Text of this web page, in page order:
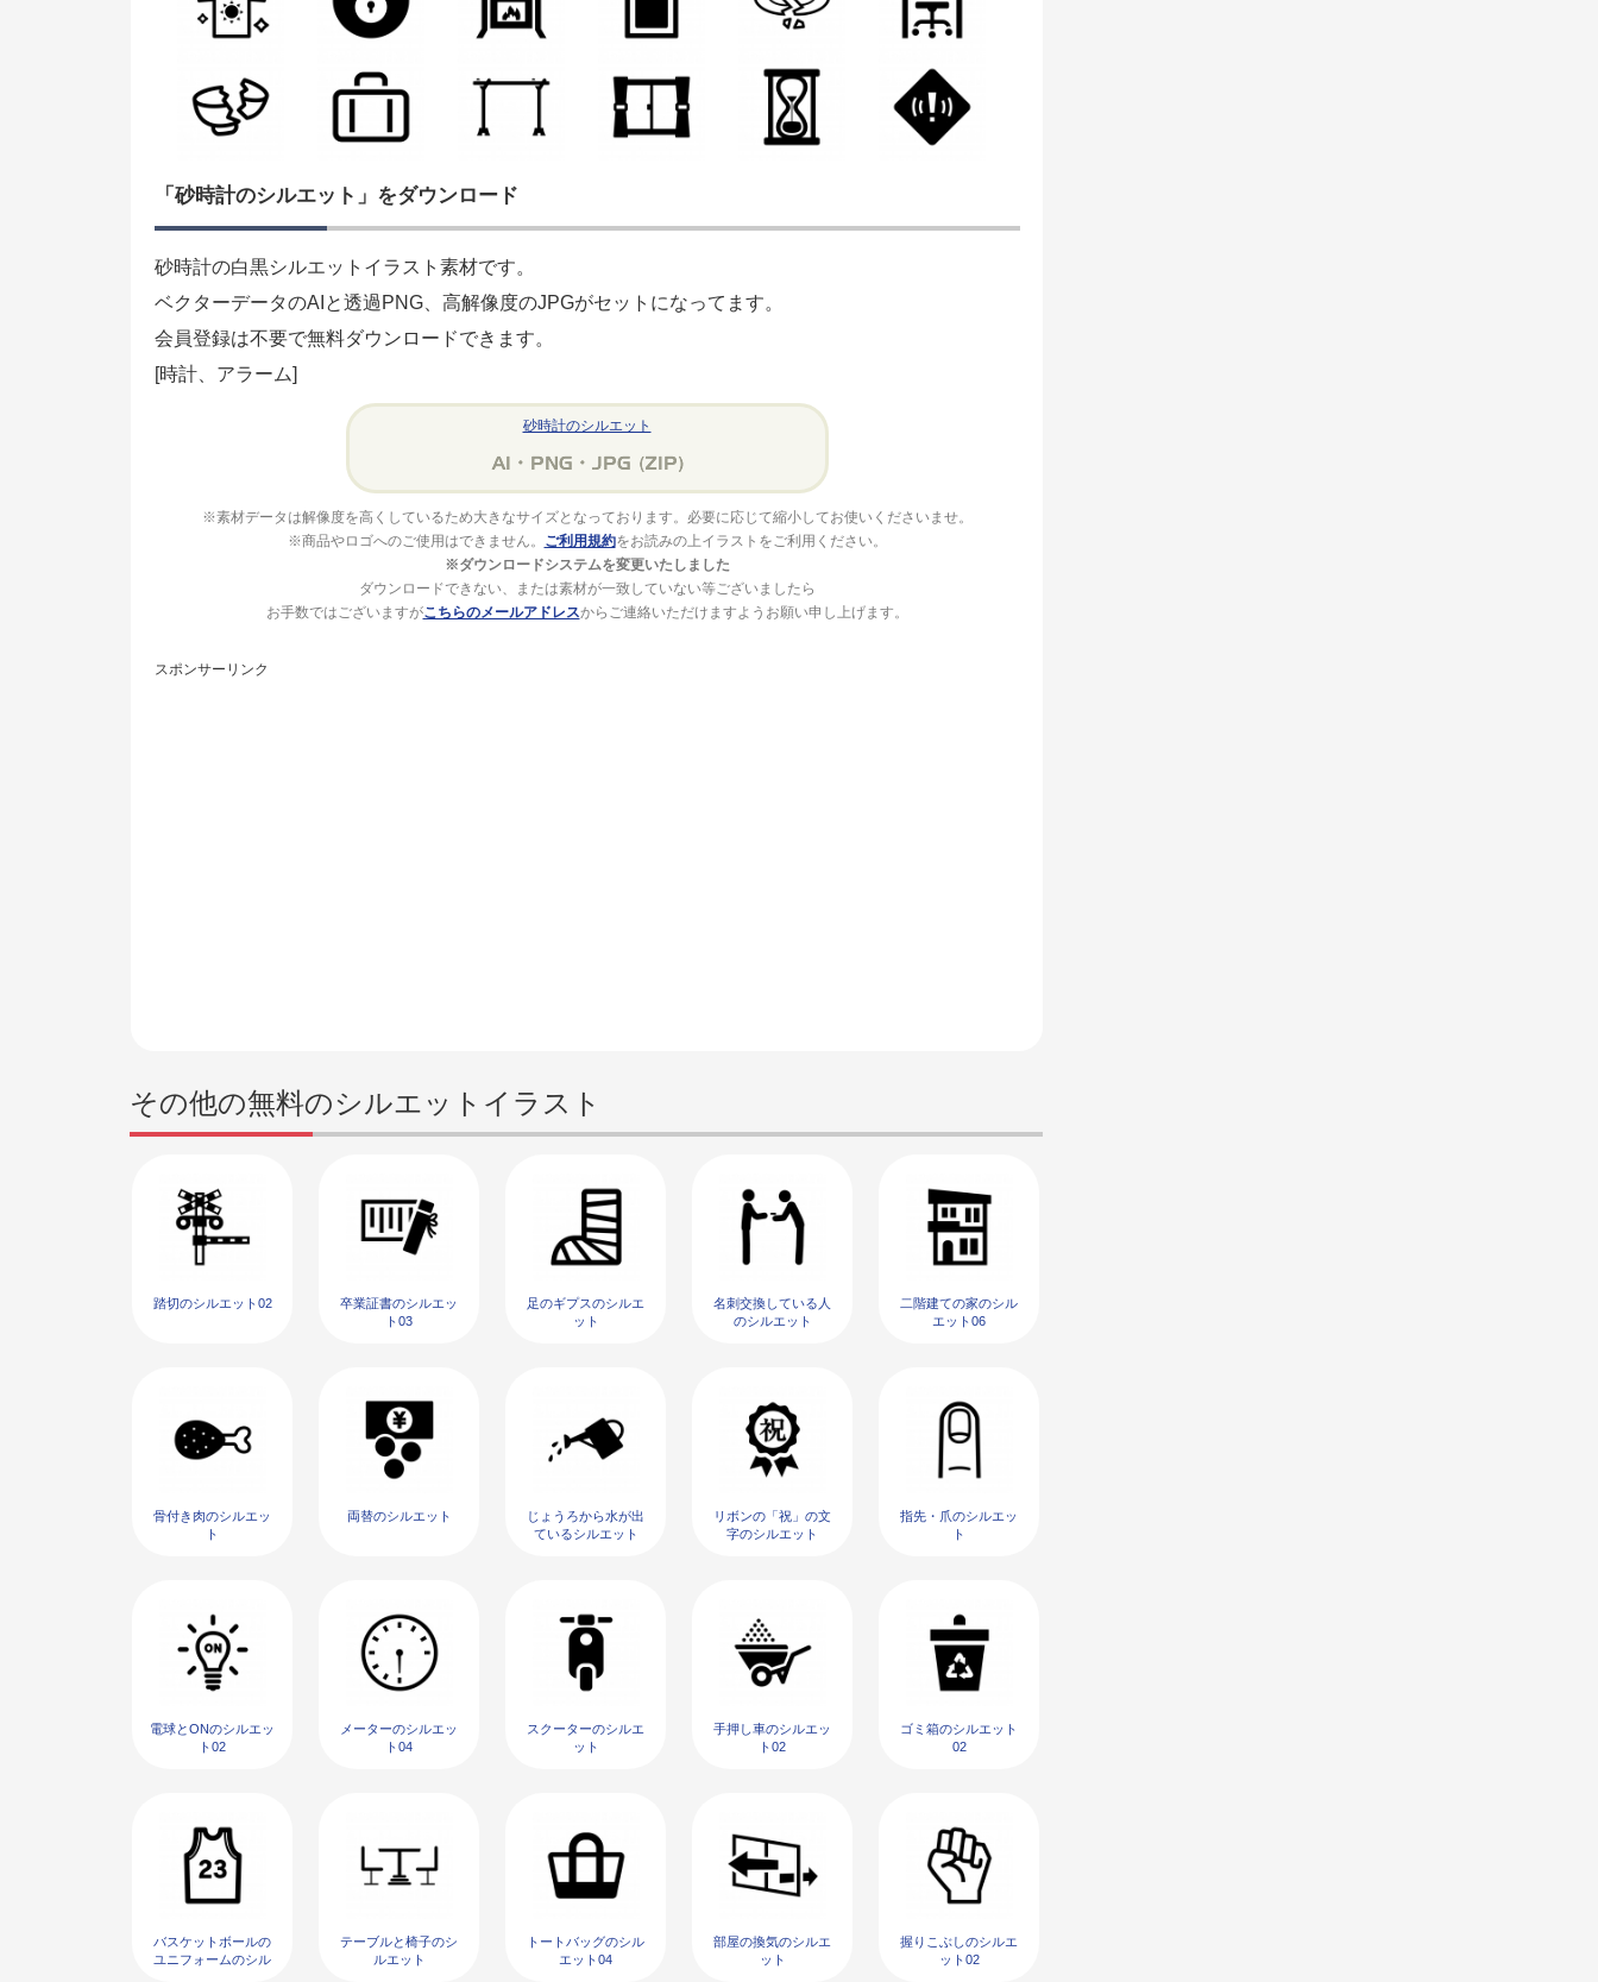
「砂時計のシルエット」をダウンロード
砂時計の白黒シルエットイラスト素材です。
ベクターデータのAIと透過PNG、高解像度のJPGがセットになってます。
会員登録は不要で無料ダウンロードできます。
[時計、アラーム]
砂時計のシルエット
※素材データは解像度を高くしているため大きなサイズとなっております。必要に応じて縮小してお使いくださいませ。
※商品やロゴへのご使用はできません。
ご利用規約をお読みの上イラストをご利用ください。
※ダウンロードシステムを変更いたしました
ダウンロードできない、または素材が一致していない等ございましたら
お手数ではございますがこちらのメールアドレスからご連絡いただけますようお願い申し上げます。
スポンサーリンク
その他の無料のシルエットイラスト
踏切のシルエット02
卒業証書のシルエッ
ト03
足のギプスのシルエ
ット
名刺交換している人
のシルエット
二階建ての家のシル
エット06
骨付き肉のシルエッ
ト
両替のシルエット
じょうろから水が出
ているシルエット
リボンの「祝」の文
字のシルエット
指先・爪のシルエッ
ト
電球とONのシルエッ
ト02
メーターのシルエッ
ト04
スクーターのシルエ
ット
手押し車のシルエッ
ト02
ゴミ箱のシルエット
02
バスケットボールの
ユニフォームのシル
テーブルと椅子のシ
ルエット
トートバッグのシル
エット04
部屋の換気のシルエ
ット
握りこぶしのシルエ
ット02